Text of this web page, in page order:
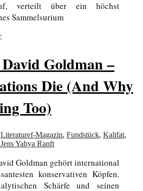
verteilt über ein höchst
Sammelsurium
Goldman –
Die (And Why
Too)
Literaturef-Magazin, Fundstück, Kalifat,
Jens Yahya Ranft
Goldman gehört international
konservativen Köpfen.
Schärfe und seinen